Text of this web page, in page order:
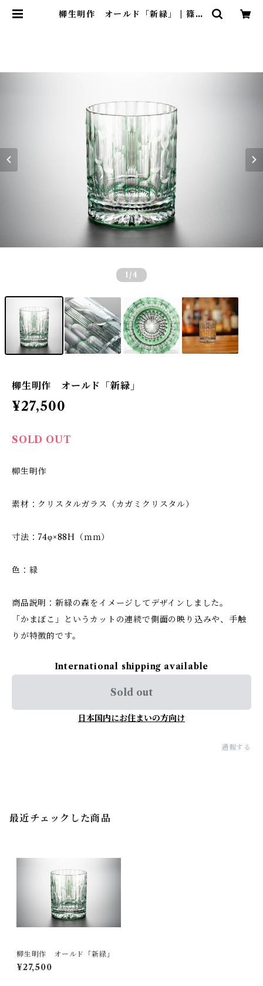
柳生明作 オールド「新緑」 | 篠崎
1 /4
柳生明作 オールド「新緑」
¥27,500
SOLD OUT
柳生明作
素材：クリスタルガラス（カガミクリスタル）
寸法：74φ×88H（ｍｍ）
色：緑
商品説明：新緑の森をイメージしてデザインしました。
「かまぼこ」というカットの連続で側面の映り込みや、手触
りが特徴的です。
International shipping available
Sold out
日本国内にお住まいの方向け
通報する
最近チェックした商品
柳生明作 オールド「新緑」
¥27,500